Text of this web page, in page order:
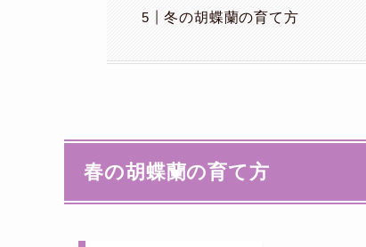
冬の胡蝶蘭の育て方
春の胡蝶蘭の育て方